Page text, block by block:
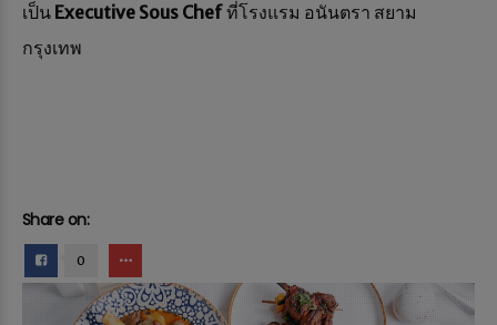
เป็น Executive Sous Chefที่โรงแรม อนันตรา สยาม
กรุงเทพ
Share on:
0